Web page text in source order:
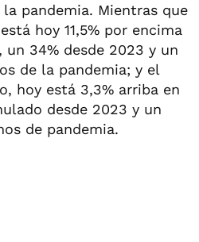
pandemia. Mientras que
hoy 11,5% por encima
un 34% desde 2023 y un
de la pandemia; y el
hoy está 3,3% arriba en
desde 2023 y un
de pandemia.